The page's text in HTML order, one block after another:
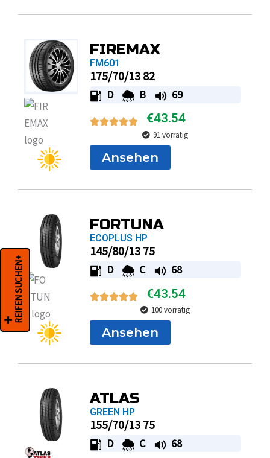
FIREMAX
FM601
175/70/13 82
D B 69
€43.54
91 vorrätig
Ansehen
FORTUNA
ECOPLUS HP
145/80/13 75
D C 68
€43.54
100 vorrätig
Ansehen
ATLAS
GREEN HP
155/70/13 75
D C 68
REIFEN SUCHEN+